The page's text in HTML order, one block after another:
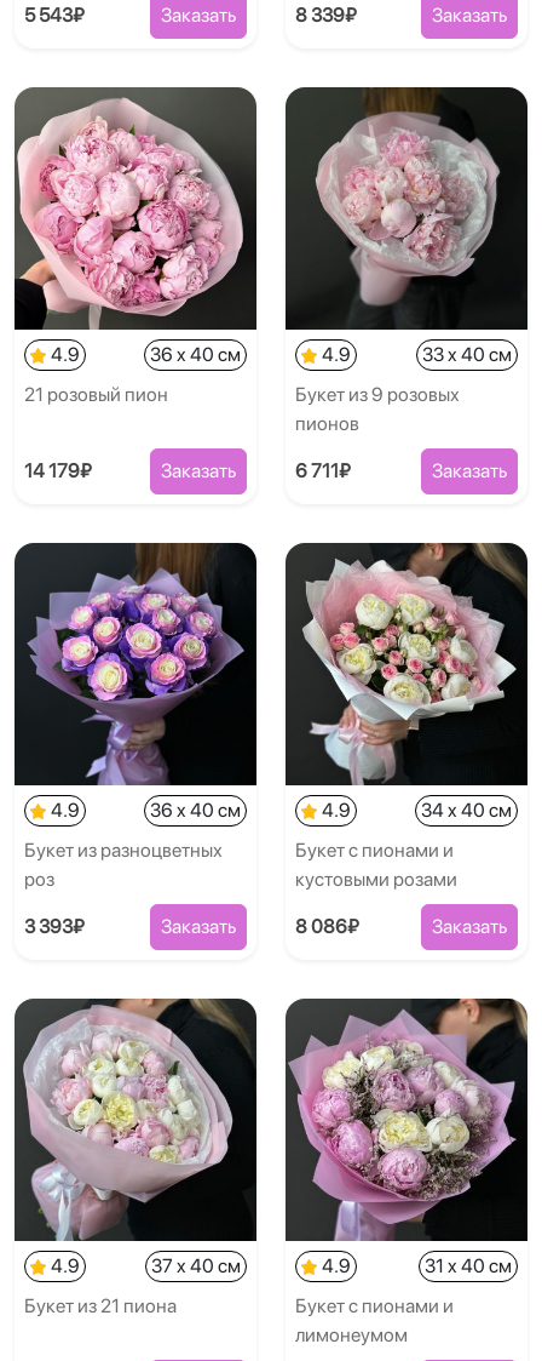
5 543₽ Заказать 8 339₽ Заказать
4.9
36 x 40 см
21 розовый пион
14 179₽ Заказать
4.9
33 x 40 см
Букет из 9 розовых
пионов
6 711₽ Заказать
4.9
36 x 40 см
Букет из разноцветных
роз
3 393₽ Заказать
4.9
34 x 40 см
Букет с пионами и
кустовыми розами
8 086₽ Заказать
4.9
37 x 40 см
Букет из 21 пиона
4.9
31 x 40 см
Букет с пионами и
лимонеумом